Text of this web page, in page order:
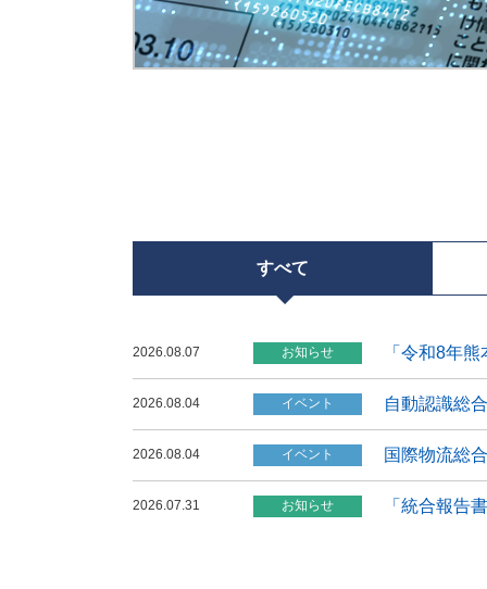
すべて
2026.08.07 お知らせ 「令和8年
2026.08.04 イベント 自動認識総
2026.08.04 イベント 国際物流総
2026.07.31 お知らせ 「統合報告